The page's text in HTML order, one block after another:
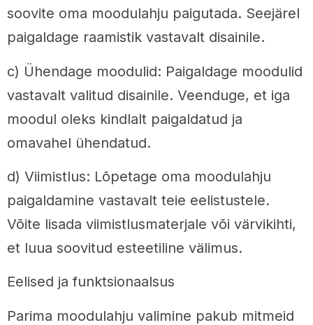
soovite oma moodulahju paigutada. Seejärel
paigaldage raamistik vastavalt disainile.
c) Ühendage moodulid: Paigaldage moodulid
vastavalt valitud disainile. Veenduge, et iga
moodul oleks kindlalt paigaldatud ja
omavahel ühendatud.
d) Viimistlus: Lõpetage oma moodulahju
paigaldamine vastavalt teie eelistustele.
Võite lisada viimistlusmaterjale või värvikihti,
et luua soovitud esteetiline välimus.
Eelised ja funktsionaalsus
Parima moodulahju valimine pakub mitmeid